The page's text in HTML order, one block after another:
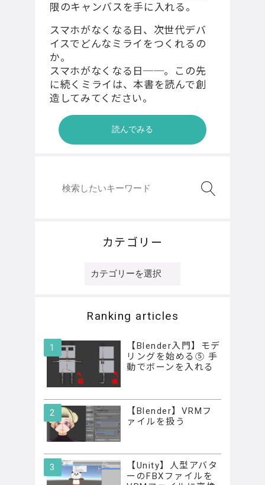
限のキャンバスを⼿に⼊れる。
スマホがなくなる日、次世代デバ
イスでどんなミライをつくれるの
か。
スマホがなくなる日──。この先
に続くミライは、本書を読んで創
造してみてください。
読んでみる
カテゴリー
テ
ー
Ranking articles
【Blender入門】モデ
リングを始める⑤ 手
動でボーンを入れる
【Blender】VRMフ
ァイルを扱う
【Unity】人型アバタ
ーのFBXファイルを